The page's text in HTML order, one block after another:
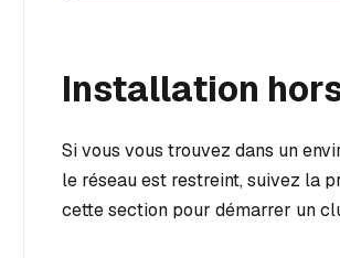
Installation
Si vous vous trouvez dans un
le réseau est restreint, suivez la
cette section pour démarrer un